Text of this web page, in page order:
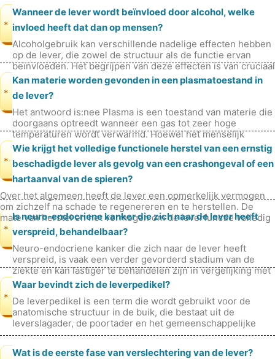
*
Wanneer de lever wordt beïnvloed door alcohol, welke
invloed heeft dat dan op mensen?
Alcoholgebruik kan verschillende nadelige effecten hebben
op de lever, die zowel de structuur als de functie ervan
beïnvloeden. Het begrijpen van deze effecten is van cruciaal
belang bij het
*
Kan materie worden gevonden in een plasmatoestand in
de lever?
Het antwoord is:nee Plasma is een toestand van materie die
doorgaans optreedt wanneer een gas tot zeer hoge
temperaturen wordt verwarmd. Hoewel het menselijk
lichaam een ​​redelijk constan
*
Wie krijgt het volledige functionele herstel van een ernstig
beschadigde lever als gevolg van een crashongeval of een
hartaanval van de spieren?
Over het algemeen heeft de lever een opmerkelijk vermogen
om zichzelf na schade te regenereren en te herstellen. De
mate van herstel en het vermogen om de leverfunctie volledig
te herstellen
*
Is neuro-endocriene kanker die zich naar de lever heeft
verspreid, behandelbaar?
Neuro-endocriene kanker die zich naar de lever heeft
verspreid, is vaak een verder gevorderd stadium van de
ziekte en kan lastiger te behandelen zijn in vergelijking met
eerdere stadia. Er z
*
Waar bevindt zich de leverpedikel?
De leverpedikel is een term die wordt gebruikt voor de
anatomische structuur in de buik, die bestaat uit de
leverslagader, de poortader en het gemeenschappelijke
galkanaal terwijl ze van en
Wat is de eerste fase van verslechtering van de lever?